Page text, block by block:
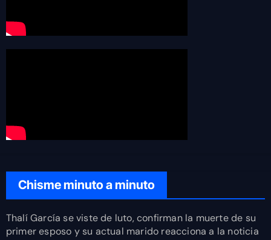
Chisme minuto a minuto
Thalí García se viste de luto, confirman la muerte de su
primer esposo y su actual marido reacciona a la noticia